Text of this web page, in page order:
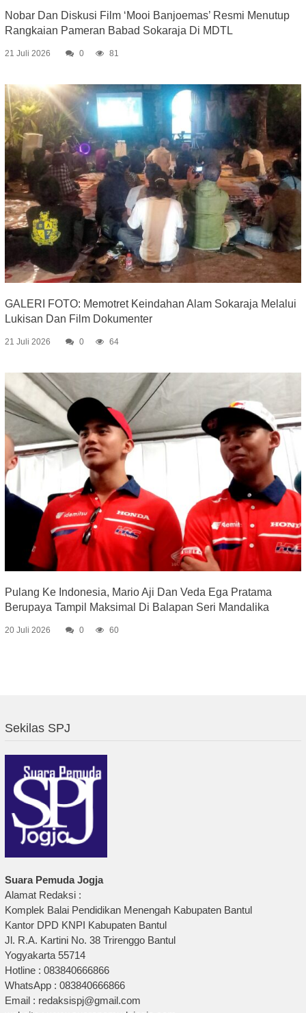
Nobar Dan Diskusi Film ‘Mooi Banjoemas’ Resmi Menutup
Rangkaian Pameran Babad Sokaraja Di MDTL
21 Juli 2026 0 81
GALERI FOTO: Memotret Keindahan Alam Sokaraja Melalui
Lukisan Dan Film Dokumenter
21 Juli 2026 0 64
Pulang Ke Indonesia, Mario Aji Dan Veda Ega Pratama
Berupaya Tampil Maksimal Di Balapan Seri Mandalika
20 Juli 2026 0 60
Sekilas SPJ
Suara Pemuda Jogja
Alamat Redaksi :
Komplek Balai Pendidikan Menengah Kabupaten Bantul
Kantor DPD KNPI Kabupaten Bantul
Jl. R.A. Kartini No. 38 Trirenggo Bantul
Yogyakarta 55714
Hotline : 083840666866
WhatsApp : 083840666866
Email : redaksispj@gmail.com